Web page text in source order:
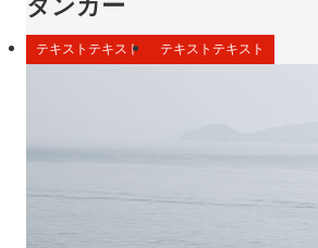
タンカー
テキストテキスト テキストテキスト